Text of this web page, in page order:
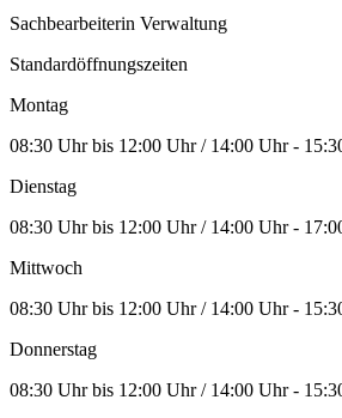
Sachbearbeiterin Verwaltung
Standardöffnungszeiten
Montag
08:30 Uhr bis 12:00 Uhr / 14:00 Uhr -
Dienstag
08:30 Uhr bis 12:00 Uhr / 14:00 Uhr -
Mittwoch
08:30 Uhr bis 12:00 Uhr / 14:00 Uhr -
Donnerstag
08:30 Uhr bis 12:00 Uhr / 14:00 Uhr -